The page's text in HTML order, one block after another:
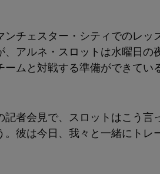
チェスター・シティでのレッ
アルネ・スロットは水曜日の
ムと対戦する準備ができてい
者会見で、スロットはこう言
。彼は今日、我々と一緒にトレ